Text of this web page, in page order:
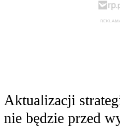
Aktualizacji
nie będzie przed